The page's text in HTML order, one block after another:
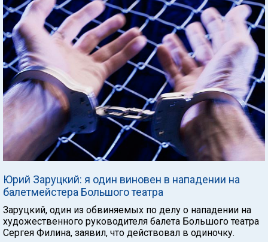
Юрий Заруцкий: я один виновен в нападении на
балетмейстера Большого театра
Заруцкий, один из обвиняемых по делу о нападении на
художественного руководителя балета Большого театра
Сергея Филина, заявил, что действовал в одиночку.